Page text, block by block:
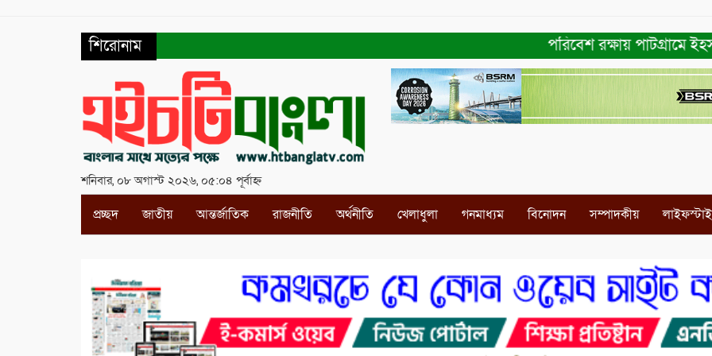
শিরোনাম পরিবেশ রক্ষায় পাটগ্রামে
শনিবার, ০৮ অগাস্ট ২০২৬, ০৫:০৪ পূর্বাহ্ন
প্রচ্ছদ জাতীয় আন্তর্জাতিক রাজনীতি অর্থনীতি খেলাধুলা গনমাধ্যম বিনোদন সম্পাদকীয়